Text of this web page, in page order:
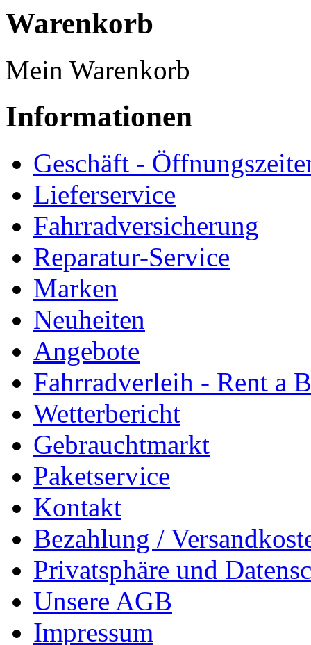
Warenkorb
Mein Warenkorb
Informationen
Geschäft -
Lieferservice
Fahrradversicherung
Reparatur-Service
Marken
Neuheiten
Angebote
Fahrradverleih - Rent a
Wetterbericht
Gebrauchtmarkt
Paketservice
Kontakt
Bezahlung /
Privatsphäre und
Unsere AGB
Impressum